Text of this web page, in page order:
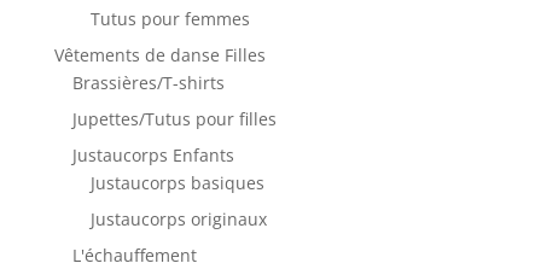
Tutus pour femmes
Vêtements de danse Filles
Brassières/T-shirts
Jupettes/Tutus pour filles
Justaucorps Enfants
Justaucorps basiques
Justaucorps originaux
L'échauffement